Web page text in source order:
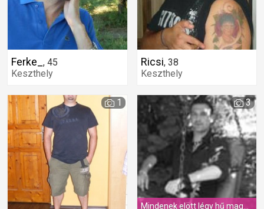
Ferke_ , 45
Keszthely
Ricsi, 38
Keszthely
1 3